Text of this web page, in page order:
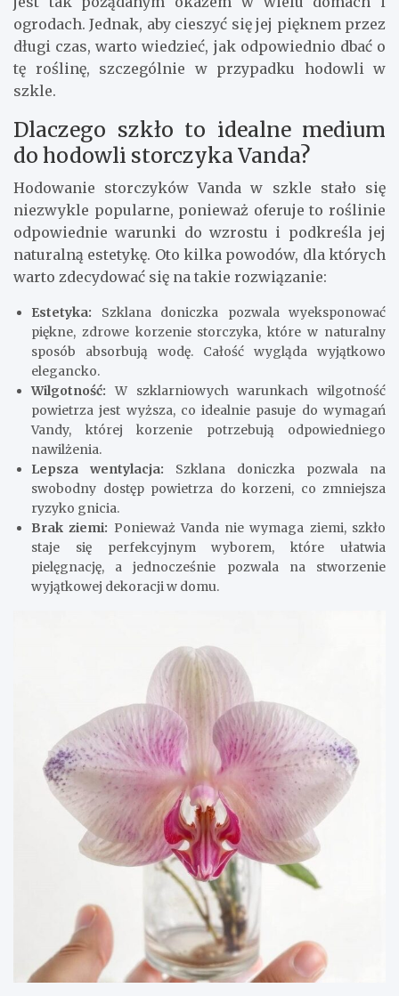
ogrodach. Jednak, aby cieszyć się jej pięknem przez
długi czas, warto wiedzieć, jak odpowiednio dbać o
tę roślinę, szczególnie w przypadku hodowli w
szkle.
Dlaczego szkło to idealne medium
do hodowli storczyka Vanda?
Hodowanie storczyków Vanda w szkle stało się
niezwykle popularne, ponieważ oferuje to roślinie
odpowiednie warunki do wzrostu i podkreśla jej
naturalną estetykę. Oto kilka powodów, dla których
warto zdecydować się na takie rozwiązanie:
Estetyka: Szklana doniczka pozwala wyeksponować
piękne, zdrowe korzenie storczyka, które w naturalny
sposób absorbują wodę. Całość wygląda wyjątkowo
elegancko.
Wilgotność: W szklarniowych warunkach wilgotność
powietrza jest wyższa, co idealnie pasuje do wymagań
Vandy, której korzenie potrzebują odpowiedniego
nawilżenia.
Lepsza wentylacja: Szklana doniczka pozwala na
swobodny dostęp powietrza do korzeni, co zmniejsza
ryzyko gnicia.
Brak ziemi: Ponieważ Vanda nie wymaga ziemi, szkło
staje się perfekcyjnym wyborem, które ułatwia
pielęgnację, a jednocześnie pozwala na stworzenie
wyjątkowej dekoracji w domu.